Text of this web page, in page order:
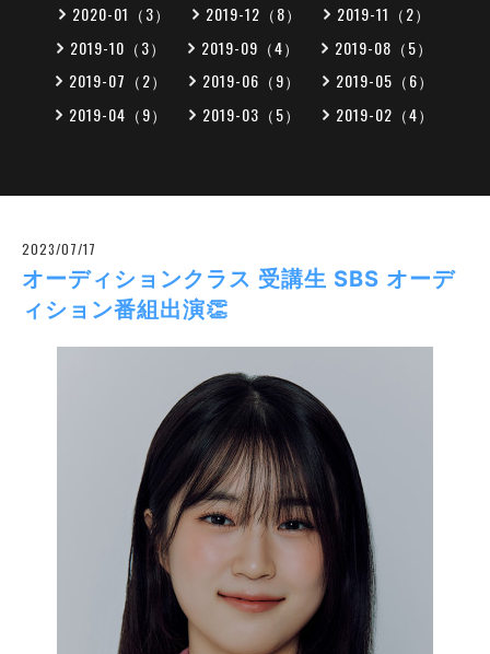
2020-01（3）
2019-12（8）
2019-11（2）
2019-10（3）
2019-09（4）
2019-08（5）
2019-07（2）
2019-06（9）
2019-05（6）
2019-04（9）
2019-03（5） 2019-02（4）
2023/07/17
オーディションクラス 受講生 SBS オーデ
ィション番組出演👏